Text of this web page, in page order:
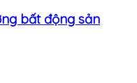
bất động sản